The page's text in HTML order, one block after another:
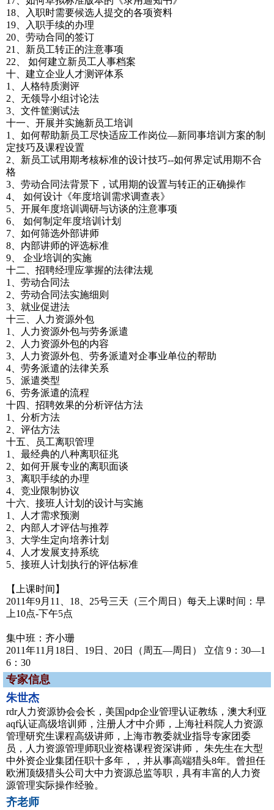
18、入职时需要候选人提交的各项资料
19、入职手续的办理
20、劳动合同的签订
21、新员工转正的注意事项
22、 如何建立新员工人事档案
十、建立企业人才测评体系
1、人格特质测评
2、无领导小组讨论法
3、文件筐测试法
十一、开展并实施新员工培训
1、如何帮助新员工尽快适应工作岗位—新同事培训方案的制
定技巧及课程设置
2、新员工试用期考核标准的设计技巧--如何界定试用期不合
格
3、劳动合同法背景下，试用期的设置与转正的正确操作
4、 如何设计《年度培训需求调查表》
5、开展年度培训调研与访谈的注意事项
6、 如何制定年度培训计划
7、如何筛选外部讲师
8、内部讲师的评选标准
9、 企业培训的实施
十二、招聘经理应掌握的法律法规
1、劳动合同法
2、劳动合同法实施细则
3、就业促进法
十三、人力资源外包
1、人力资源外包与劳务派遣
2、人力资源外包的内容
3、人力资源外包、劳务派遣对企事业单位的帮助
4、劳务派遣的法律关系
5、派遣类型
6、劳务派遣的流程
十四、招聘效果的分析评估方法
1、分析方法
2、评估方法
十五、员工离职管理
1、最经典的八种离职征兆
2、如何开展专业的离职面谈
3、离职手续的办理
4、竞业限制协议
十六、接班人计划的设计与实施
1、人才需求预测
2、内部人才评估与推荐
3、大学生定向培养计划
4、人才发展支持系统
5、接班人计划执行的评估标准
【上课时间】
2011年9月11、18、25号三天（三个周日）每天上课时间：早
上10点-下午5点
集中班：齐小珊
2011年11月18日、19日、20日（周五—周日） 立信 9：30—1
6：30
专家信息
朱世杰
rdr人力资源协会会长，美国pdp企业管理认证教练，澳大利亚
aqf认证高级培训师，注册人才中介师，上海社科院人力资源
管理研究生课程高级讲师，上海市教委就业指导专家团委
员，人力资源管理师职业资格课程资深讲师， 朱先生在大型
中外资企业集团任职十多年，，并从事高端猎头8年。曾担任
欧洲顶级猎头公司大中力资源总监等职，具有丰富的人力资
源管理实际操作经验。
齐老师